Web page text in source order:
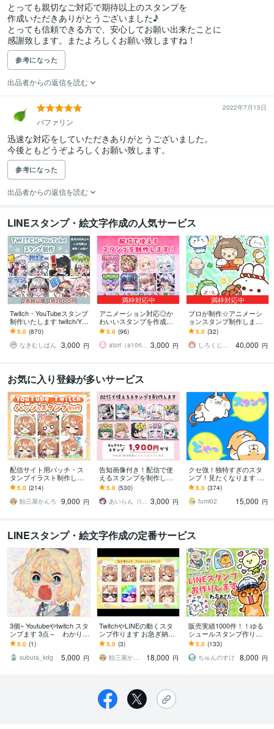
とっても親切なご対応で期待以上のスタンプを
作成いただきありがとうございました♪
とっても信頼できる方で、安心してお願い出来たことに
感謝致します。またよろしくお願い致しますね！
参考になった
出品者からの返信を読む
2022年7月13日
バファリン
迅速な対応をしていただきありがとうございました。
今後ともどうぞよろしくお願い致します。
参考になった
出品者からの返信を読む
LINEスタンプ・絵文字作成の人気サービス
Twitch・YouTubeスタンプ
制作いたします twitch/You
Tube/tiktok配信用スタンプ
制作
5.0 (870)
なきむしぱん
3,000 円
満枠対応中
アニメーション対応◎か
わいいスタンプを作成し
ます 企業実績多数有！Yo
uTube・Twitch・TikTok☆
5.0 (96)
atori（a10ri_p） 3,000 円
満枠対応中
プロが制作☆アニメーシ
ョンスタンプ制作します L
INE、YouTube、Twitch用
アニメスタンプ制作☆
5.0 (32)
しろくじらプラスし
40,000 円
お気に入り登録が多いサービス
配信サイト用バッチ・ス
タンプイラスト制作しま
す 企業実績あり！メンバ
ーシップやサブスク特典
に最適！
5.0 (214)
飴三屋かんろ
9,000 円
告知画像付き！配信で使
えるスタンプを制作しま
す アニメーションスタン
プも対応はじめました！
5.0 (530)
あいらん（iran_stn） 3,000 円
クセ強！独特すぎのスタ
ンプ！見たくなります 大
手企業様お墨付きクオリ
ティ！キャラ映え間違い
ナシ！
5.0 (374)
fumi02
15,000 円
LINEスタンプ・絵文字作成の定番サービス
3個~ Youtubeやtwitch スタ
ンプます 3点～ わかりや
すくて可愛いスタンプの
作成おまかせください！
5.0 (1)
subuta_kdg
5,000 円
TwitchやLINEの動くスタ
ンプ作ります お急ぎ納品
可！お気軽にご相談くだ
さいませ。
5.0 (3)
飴三屋かんろ
18,000 円
販売実績1000件！！ゆる
シュールスタンプ作りま
す 思わず二度見！ゆるシ
ュールな可愛さ
5.0 (133)
ちゅんのすけ
8,000 円